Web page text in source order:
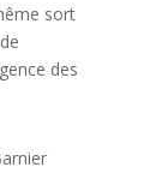
sort
des